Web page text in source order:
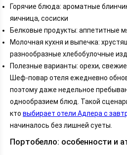
Горячие блюда: ароматные
яичница, сосиски
Белковые продукты: аппетитные
Молочная кухня и выпечка:
разнообразные хлебобулочные
Полезные варианты: орехи,
Шеф-повар отеля ежедневно
поэтому даже недельное
однообразием блюд. Такой
кто выбирает отели Адлера с
начиналось без лишней суеты.
Портобелло: особенности и